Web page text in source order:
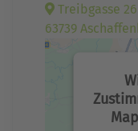
Treibgasse 26
63739